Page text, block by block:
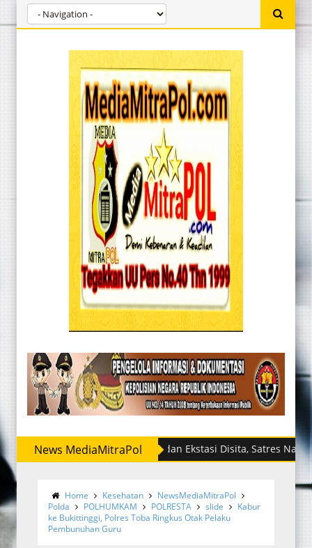
News MediaMitraPolSabu dan Ekstasi Disita, Satres Narkoba
Home Kesehatan
NewsMediaMitraPol
Polda
POLHUMKAM POLRESTA slide
Kabur
ke Bukittinggi, Polres Toba Ringkus Otak Pelaku
Pembunuhan Guru